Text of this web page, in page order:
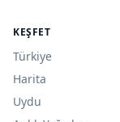
KEŞFET
Türkiye
Harita
Uydu